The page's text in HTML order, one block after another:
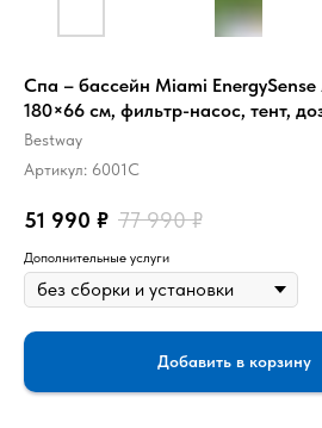
Спа – бассейн Miami EnergySense
180×66 см, фильтр-насос, тент,
Bestway
Артикул: 6001С
51 990 ₽ 77 990 ₽
Дополнительные услуги
Добавить в корзину